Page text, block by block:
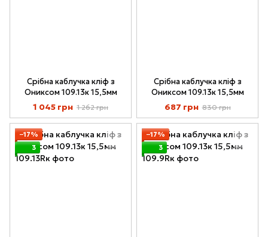
Срібна каблучка кліф з
Ониксом 109.13к 15,5мм
1 045 грн 1 262 грн
Срібна каблучка кліф з
Ониксом 109.13к 15,5мм
687 грн 830 грн
−17%
3
−17%
3